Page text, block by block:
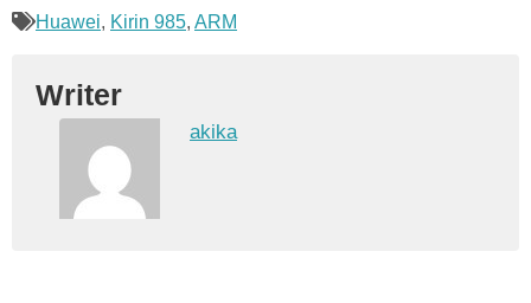
Huawei, Kirin 985, ARM
Writer
akika